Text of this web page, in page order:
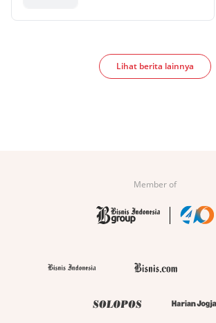
Lihat berita lainnya
Member of